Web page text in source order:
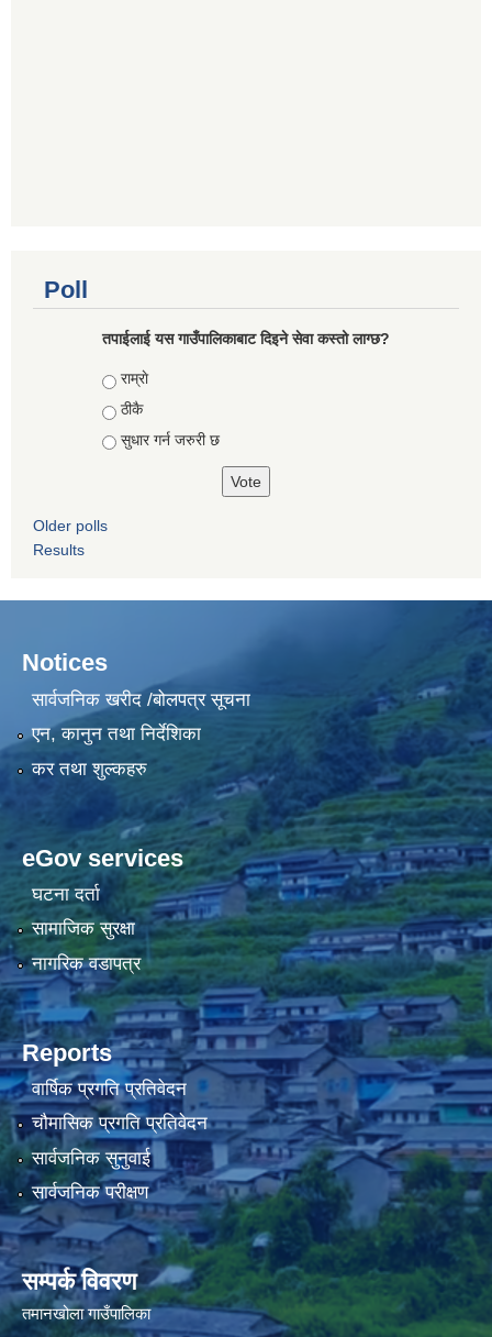
Poll
तपाईलाई यस गाउँपालिकाबाट दिइने सेवा कस्तो लाग्छ?
Choices
राम्राे
ठीकै
सुधार गर्न जरुरी छ
Older polls
Results
Notices
सार्वजनिक खरीद /बोलपत्र सूचना
एन, कानुन तथा निर्देशिका
कर तथा शुल्कहरु
eGov services
घटना दर्ता
सामाजिक सुरक्षा
नागरिक वडापत्र
Reports
वार्षिक प्रगति प्रतिवेदन
चौमासिक प्रगति प्रतिवेदन
सार्वजनिक सुनुवाई
सार्वजनिक परीक्षण
सम्पर्क विवरण
तमानखोला गाउँपालिका